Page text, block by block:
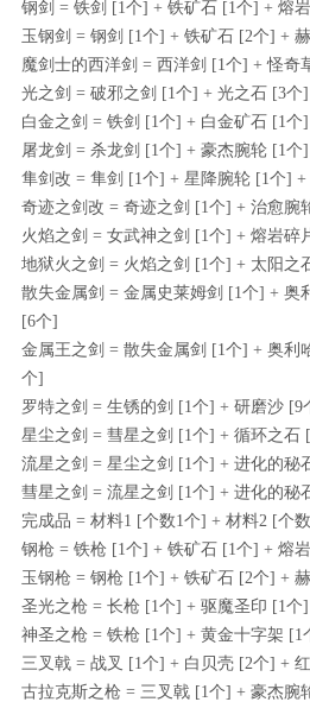
钢剑 = 铁剑 [1个] + 铁矿石 [1个] + 熔
玉钢剑 = 钢剑 [1个] + 铁矿石 [2个] +
魔剑士的西洋剑 = 西洋剑 [1个] + 怪奇
光之剑 = 破邪之剑 [1个] + 光之石 [3个
白金之剑 = 铁剑 [1个] + 白金矿石 [1
屠龙剑 = 杀龙剑 [1个] + 豪杰腕轮 [1个
隼剑改 = 隼剑 [1个] + 星降腕轮 [1个] +
奇迹之剑改 = 奇迹之剑 [1个] + 治愈腕
火焰之剑 = 女武神之剑 [1个] + 熔岩碎
地狱火之剑 = 火焰之剑 [1个] + 太阳之
散失金属剑 = 金属史莱姆剑 [1个] + 奥
[6个]
金属王之剑 = 散失金属剑 [1个] + 奥利
个]
罗特之剑 = 生锈的剑 [1个] + 研磨沙 [9
星尘之剑 = 彗星之剑 [1个] + 循环之石
流星之剑 = 星尘之剑 [1个] + 进化的秘
彗星之剑 = 流星之剑 [1个] + 进化的秘
完成品 = 材料1 [个数1个] + 材料2 [个
钢枪 = 铁枪 [1个] + 铁矿石 [1个] + 熔
玉钢枪 = 钢枪 [1个] + 铁矿石 [2个] +
圣光之枪 = 长枪 [1个] + 驱魔圣印 [1个
神圣之枪 = 铁枪 [1个] + 黄金十字架 [1
三叉戟 = 战叉 [1个] + 白贝壳 [2个] +
古拉克斯之枪 = 三叉戟 [1个] + 豪杰腕